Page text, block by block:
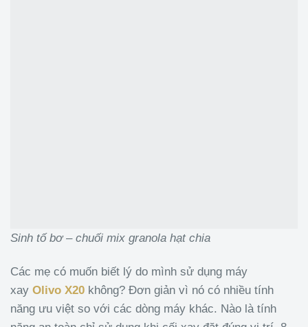
Sinh tố bơ – chuối mix granola hạt chia
Các mẹ có muốn biết lý do mình sử dụng máy
xay Olivo X20 không? Đơn giản vì nó có nhiều tính
năng ưu việt so với các dòng máy khác. Nào là tính